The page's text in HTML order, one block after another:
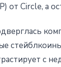
от Circle, а
с